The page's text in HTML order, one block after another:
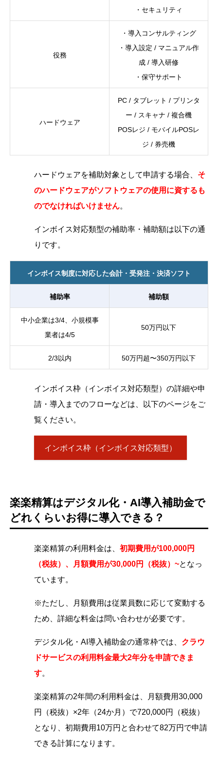
・セキュリティ
役務
・導入コンサルティング
・導入設定 / マニュアル作
成 / 導入研修
・保守サポート
ハードウェア
PC / タブレット / プリンタ
ー / スキャナ / 複合機
POSレジ / モバイルPOSレ
ジ / 券売機
ハードウェアを補助対象として申請する場合、 そ
のハードウェアがソフトウェアの使用に資するも
のでなければいけません。
インボイス対応類型の補助率・補助額は以下の通
りです。
インボイス制度に対応した会計・受発注・決済ソフト
補助率 補助額
中小企業は3/4、小規模事
業者は4/5
50万円以下
2/3以内 50万円超〜350万円以下
インボイス枠（インボイス対応類型）の詳細や申
請・導入までのフローなどは、以下のページをご
覧ください。
インボイス枠（インボイス対応類型）
楽楽精算はデジタル化・AI導入補助金で
どれくらいお得に導入できる？
楽楽精算の利用料金は、 初期費用が100,000円
（税抜）、月額費用が30,000円（税抜）~となっ
ています。
※ただし、月額費用は従業員数に応じて変動する
ため、詳細な料金は問い合わせが必要です。
デジタル化・AI導入補助金の通常枠では、 クラウ
ドサービスの利用料金最大2年分を申請できま
す。
楽楽精算の2年間の利用料金は、月額費用30,000
円（税抜）×2年（24か月）で720,000円（税抜）
となり、初期費用10万円と合わせて82万円で申請
できる計算になります。